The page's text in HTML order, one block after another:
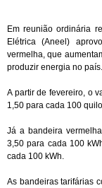
Em reunião ordinária
Elétrica (Aneel)
vermelha, que
produzir energia no país.
A partir de fevereiro, o
1,50 para cada 100
Já a bandeira
3,50 para cada 100
cada 100 kWh.
As bandeiras tarifárias